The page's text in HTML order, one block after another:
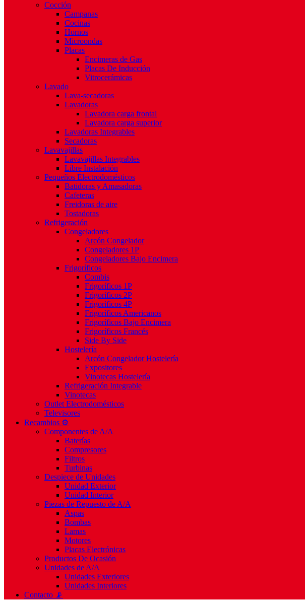
Cocción
Campanas
Cocinas
Hornos
Microondas
Placas
Encimeras de Gas
Placas De Inducción
Vitrocerámicas
Lavado
Lava-secadoras
Lavadoras
Lavadora carga frontal
Lavadora carga superior
Lavadoras Integrables
Secadoras
Lavavajillas
Lavavajillas Integrables
Libre Instalación
Pequeños Electrodomésticos
Batidoras y Amasadoras
Cafeteras
Freidoras de aire
Tostadoras
Refrigeración
Congeladores
Arcón Congelador
Congeladores 1P
Congeladores Bajo Encimera
Frigoríficos
Combis
Frigoríficos 1P
Frigoríficos 2P
Frigoríficos 4P
Frigoríficos Americanos
Frigoríficos Bajo Encimera
Frigoríficos Francés
Side By Side
Hostelería
Arcón Congelador Hostelería
Expositores
Vinotecas Hostelería
Refrigeración Integrable
Vinotecas
Outlet Electrodomésticos
Televisores
Recambios ⚙️
Componentes de A/A
Baterías
Compresores
Filtros
Turbinas
Despiece de Unidades
Unidad Exterior
Unidad Interior
Piezas de Repuesto de A/A
Aspas
Bombas
Lamas
Motores
Placas Electrónicas
Productos De Ocasión
Unidades de A/A
Unidades Exteriores
Unidades Interiores
Contacto 📡